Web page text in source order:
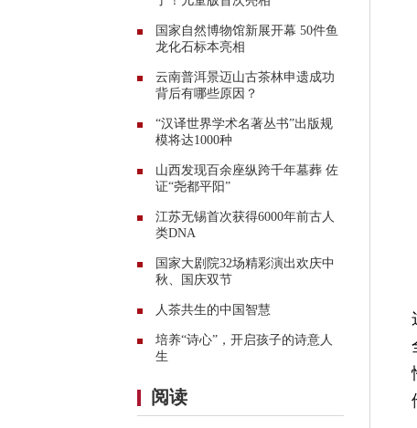
国家自然博物馆新展开幕 50件鱼
龙化石标本亮相
云南普洱景迈山古茶林申遗成功
背后有哪些原因？
“汉译世界学术名著丛书”出版规
模将达1000种
山西发现百余座纵跨千年墓葬 佐
证“尧都平阳”
江苏无锡首次获得6000年前古人
类DNA
国家大剧院32场精彩演出欢庆中
秋、国庆双节
人茶共生的中国智慧
培养“诗心”，开启孩子的诗意人
生
阅读